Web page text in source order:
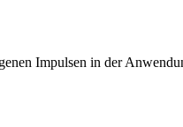
Impulsen in der